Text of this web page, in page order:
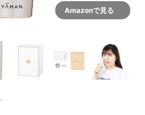
Amazonで見る